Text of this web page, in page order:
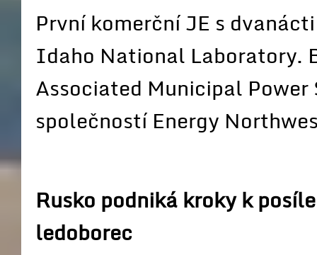
První komerční JE s
Idaho National Laboratory.
Associated Municipal Power
společností Energy
Rusko podniká kroky k
ledoborec